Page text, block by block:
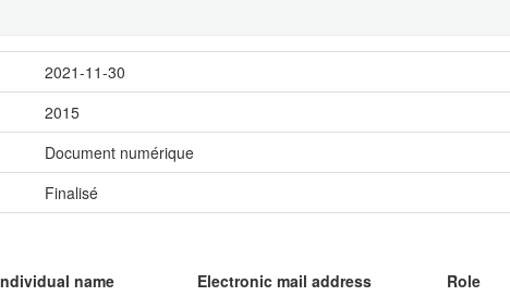
2021-11-30
2015
Document numérique
Finalisé
name Electronic mail address
Role